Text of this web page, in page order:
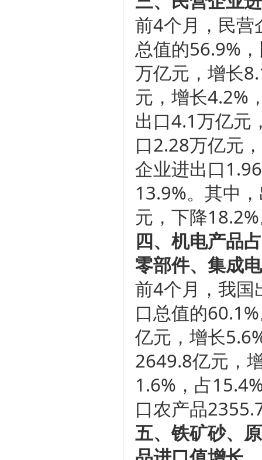
前4个月，民营
总值的56.9%
万亿元，增长
元，增长4.2%
出口4.1万亿元
口2.28万亿元
企业进出口
13.9%。其中
元，下降
四、机电产品
零部件、集成
前4个月，我国
口总值的
亿元，增长
2649.8亿元，
1.6%，占
口农产品
五、铁矿砂、